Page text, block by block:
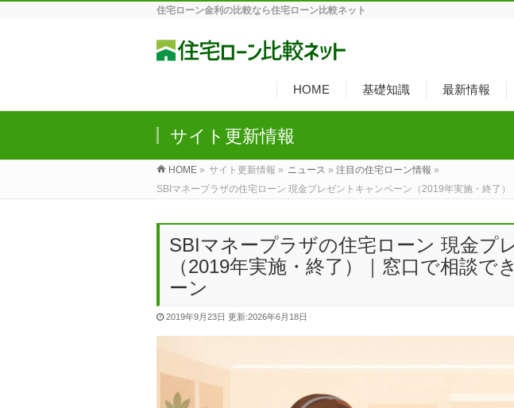
住宅ローン金利の比較なら住宅ローン比較ネット
HOME 基礎知識 最新情報
サイト更新情報
HOME » サイト更新情報 » ニュース » 注目の住宅ローン情報 »
SBIマネープラザの住宅ローン 現金プレゼントキャンペーン（2019年実施・終了
SBIマネープラザの住宅ローン 現金プ
（2019年実施・終了）｜窓口で相談で
ーン
2019年9月23日 更新:2026年6月18日